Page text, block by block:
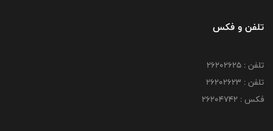
تلفن و فکس
تلفن : ۲۶۲۰۲۶۲۵
تلفن : ۲۶۲۰۲۶۲۳
فکس : ۲۶۲۰۴۷۴۲